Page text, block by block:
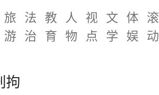
旅
游
法
治
教
育
人
物
视
点
文
学
体
娱
滚
动
拘